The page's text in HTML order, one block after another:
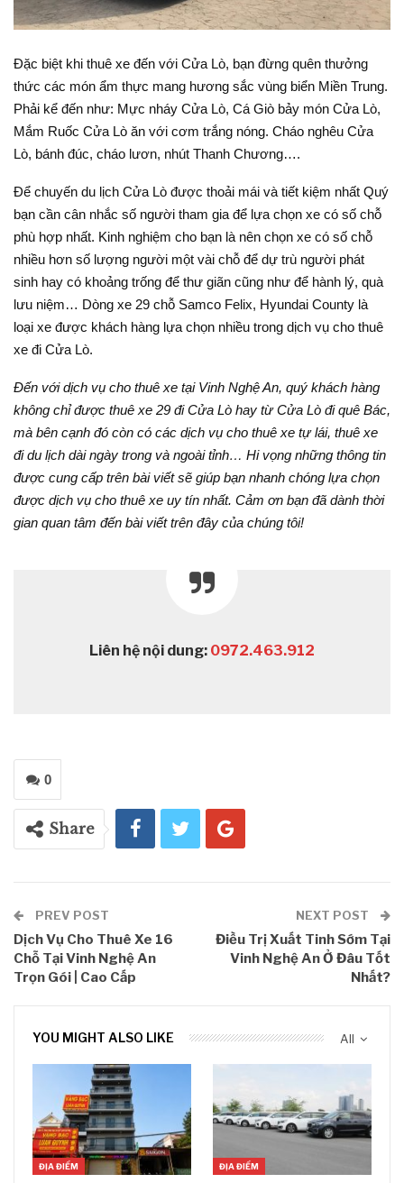
Đặc biệt khi thuê xe đến với Cửa Lò, bạn đừng quên thưởng
thức các món ẩm thực mang hương sắc vùng biển Miền Trung.
Phải kể đến như: Mực nháy Cửa Lò, Cá Giò bảy món Cửa Lò,
Mắm Ruốc Cửa Lò ăn với cơm trắng nóng. Cháo nghêu Cửa
Lò, bánh đúc, cháo lươn, nhút Thanh Chương….
Để chuyến du lịch Cửa Lò được thoải mái và tiết kiệm nhất Quý
bạn cần cân nhắc số người tham gia để lựa chọn xe có số chỗ
phù hợp nhất. Kinh nghiệm cho bạn là nên chọn xe có số chỗ
nhiều hơn số lượng người một vài chỗ để dự trù người phát
sinh hay có khoảng trống để thư giãn cũng như để hành lý, quà
lưu niệm… Dòng xe 29 chỗ Samco Felix, Hyundai County là
loại xe được khách hàng lựa chọn nhiều trong dịch vụ cho thuê
xe đi Cửa Lò.
Đến với dịch vụ cho thuê xe tại Vinh Nghệ An, quý khách hàng
không chỉ được thuê xe 29 đi Cửa Lò hay từ Cửa Lò đi quê Bác,
mà bên cạnh đó còn có các dịch vụ cho thuê xe tự lái, thuê xe
đi du lịch dài ngày trong và ngoài tỉnh… Hi vọng những thông tin
được cung cấp trên bài viết sẽ giúp bạn nhanh chóng lựa chọn
được dịch vụ cho thuê xe uy tín nhất. Cảm ơn bạn đã dành thời
gian quan tâm đến bài viết trên đây của chúng tôi!
Liên hệ nội dung: 0972.463.912
0
Share
PREV POST
Dịch Vụ Cho Thuê Xe 16
Chỗ Tại Vinh Nghệ An
Trọn Gói | Cao Cấp
NEXT POST
Điều Trị Xuất Tinh Sớm Tại
Vinh Nghệ An Ở Đâu Tốt
Nhất?
All
YOU MIGHT ALSO LIKE
ĐỊA ĐIỂM ĐỊA ĐIỂM